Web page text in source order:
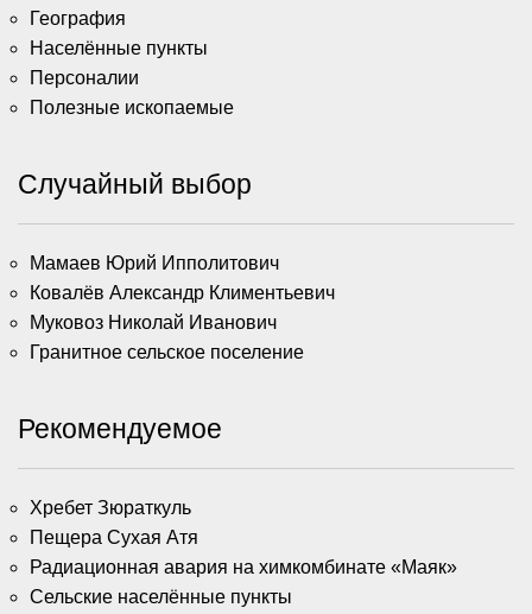
География
Населённые пункты
Персоналии
Полезные ископаемые
Случайный выбор
Мамаев Юрий Ипполитович
Ковалёв Александр Климентьевич
Муковоз Николай Иванович
Гранитное сельское поселение
Рекомендуемое
Хребет Зюраткуль
Пещера Сухая Атя
Радиационная авария на химкомбинате «Маяк»
Сельские населённые пункты